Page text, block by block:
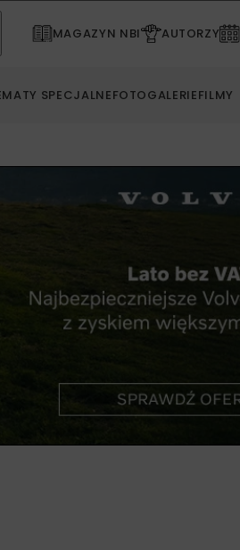
MAGAZYN NBI AUTORZY
SPECJALNEFOTOGALERIEFILMY